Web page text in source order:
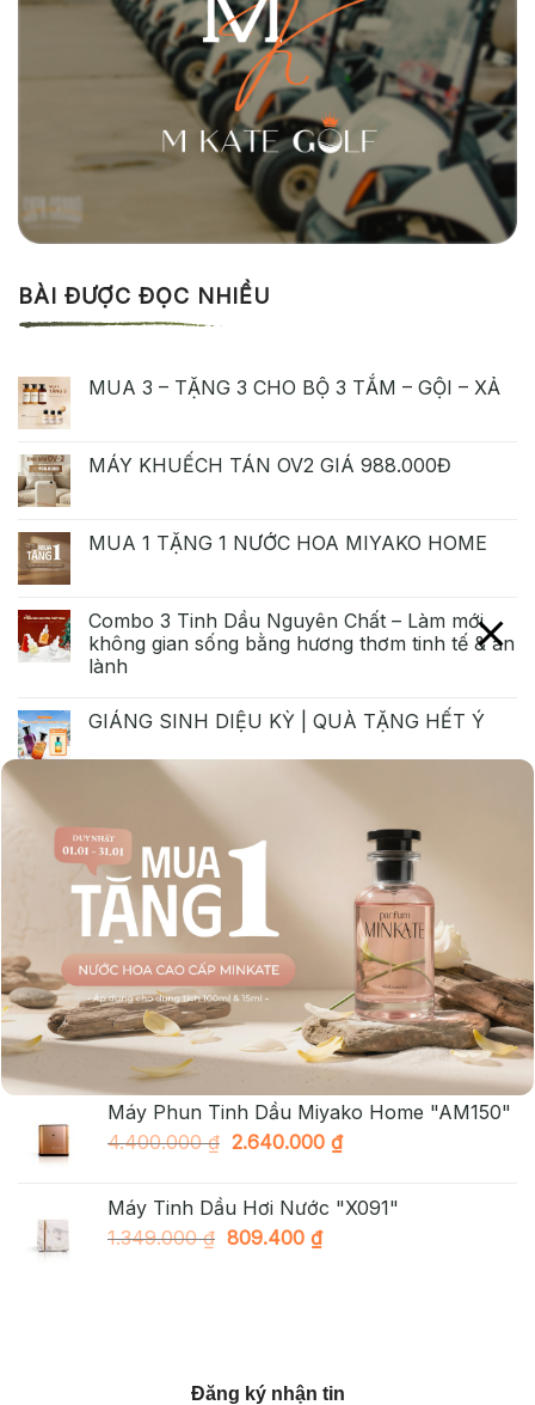
BÀI ĐƯỢC ĐỌC NHIỀU
MUA 3 – TẶNG 3 CHO BỘ 3 TẮM – GỘI – XẢ
MÁY KHUẾCH TÁN OV2 GIÁ 988.000Đ
MUA 1 TẶNG 1 NƯỚC HOA MIYAKO HOME
Combo 3 Tinh Dầu Nguyên Chất – Làm mới
không gian sống bằng hương thơm tinh tế & an
lành
GIÁNG SINH DIỆU KỲ | QUÀ TẶNG HẾT Ý
ĐANG KHUYẾN MÃI
Máy Khuếch Tán Tinh Dầu "OV2 PRO"
2.490.000₫
gốc
là:
2.490.000 ₫.
1.890.000
Giá
hiện
tại
là:
1.890.000 ₫.
Máy Khuếch Tán Tinh Dầu "OV2"
1.890.000₫
Giá
gốc
là:
1.890.000 ₫.
998.000₫Giá
hiện
tại
là:
998.000 ₫.
Máy Phun Tinh Dầu Miyako Home "AM150"
4.400.000₫ Giá
4.400.000 ₫.
2.640.000 ₫Giá
là:
Máy Tinh Dầu Hơi Nước "X091"
1.349.000₫ Giá
809.400 ₫Giá
Đăng ký nhận tin